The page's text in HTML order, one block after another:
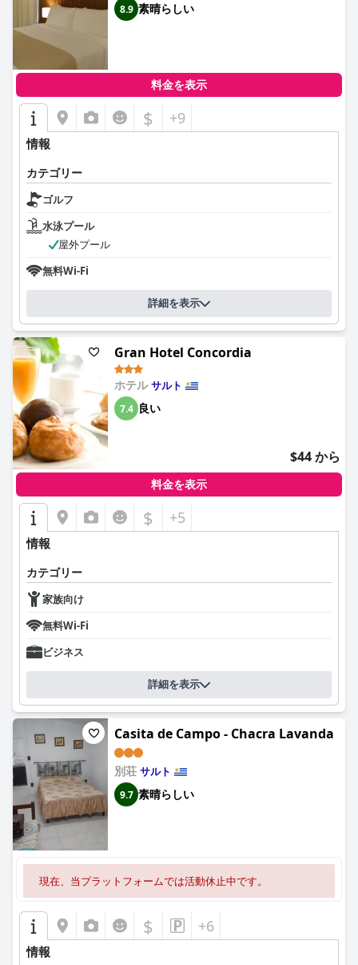
8.9 素晴らしい
料金を表示
$ +9
情報
カテゴリー
ゴルフ
水泳プール
屋外プール
無料Wi-Fi
詳細を表示
Gran Hotel Concordia
ホテルサルト
7.4 良い
$44 から
料金を表示
$ +5
情報
カテゴリー
家族向け
無料Wi-Fi
ビジネス
詳細を表示
Casita de Campo - Chacra Lavanda
別荘 サルト
9.7 素晴らしい
現在、当プラットフォームでは活動休止中です。
$ +6
情報